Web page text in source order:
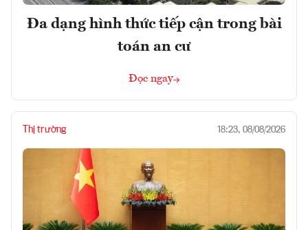
Đa dạng hình thức tiếp cận trong bài
toán an cư
Đọc ngay
Thị trường 18:23, 08/08/2026